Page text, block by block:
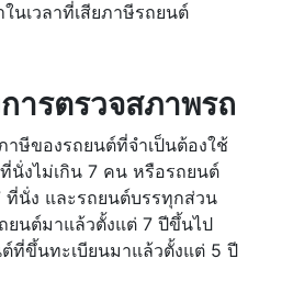
นเวลาที่เสียภาษีรถยนต์
ารตรวจสภาพรถ
าษีของรถยนต์ที่จำเป็นต้องใช้
นั่งไม่เกิน 7 คน หรือรถยนต์
ที่นั่ง และรถยนต์บรรทุกส่วน
ยนต์มาแล้วตั้งแต่ 7 ปีขึ้นไป
ที่ขึ้นทะเบียนมาแล้วตั้งแต่ 5 ปี